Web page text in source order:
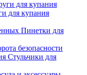
для купания
Пинетки для
безопасности
Стульчики для